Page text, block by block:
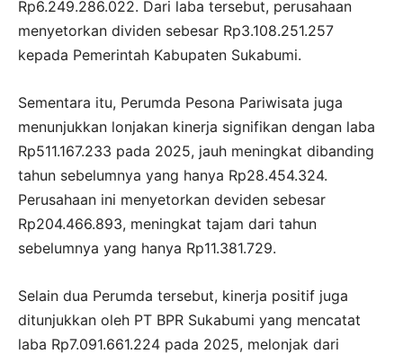
Rp6.249.286.022. Dari laba tersebut, perusahaan
menyetorkan dividen sebesar Rp3.108.251.257
kepada Pemerintah Kabupaten Sukabumi.
Sementara itu, Perumda Pesona Pariwisata juga
menunjukkan lonjakan kinerja signifikan dengan laba
Rp511.167.233 pada 2025, jauh meningkat dibanding
tahun sebelumnya yang hanya Rp28.454.324.
Perusahaan ini menyetorkan deviden sebesar
Rp204.466.893, meningkat tajam dari tahun
sebelumnya yang hanya Rp11.381.729.
Selain dua Perumda tersebut, kinerja positif juga
ditunjukkan oleh PT BPR Sukabumi yang mencatat
laba Rp7.091.661.224 pada 2025, melonjak dari